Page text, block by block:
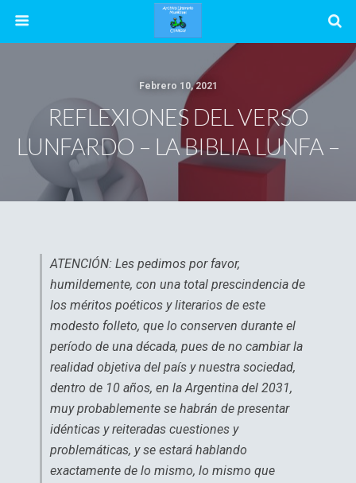
Febrero 10, 2021
REFLEXIONES DEL VERSO
LUNFARDO – LA BIBLIA LUNFA –
ATENCIÓN: Les pedimos por favor,
humildemente, con una total prescindencia de
los méritos poéticos y literarios de este
modesto folleto, que lo conserven durante el
período de una década, pues de no cambiar la
realidad objetiva del país y nuestra sociedad,
dentro de 10 años, en la Argentina del 2031,
muy probablemente se habrán de presentar
idénticas y reiteradas cuestiones y
problemáticas, y se estará hablando
exactamente de lo mismo, lo mismo que